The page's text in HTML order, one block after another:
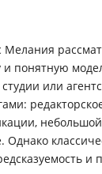
понятную
или
небольшой
Однако
и